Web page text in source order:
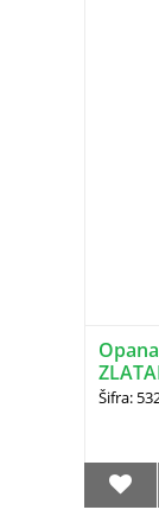
Šifra: